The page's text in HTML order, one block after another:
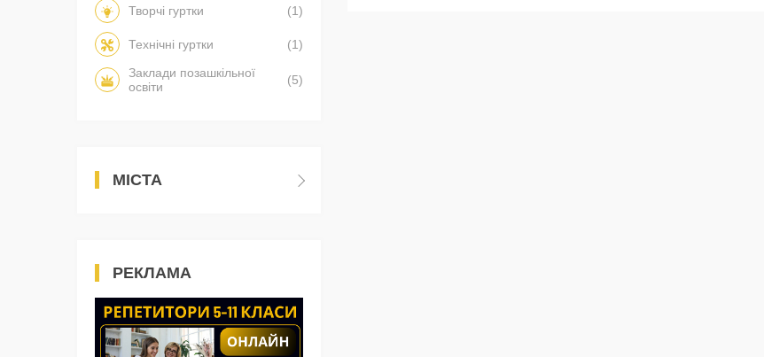
Творчі гуртки (1)
Технічні гуртки
(1)
Заклади позашкільної
освіти
(5)
МІСТА
РЕКЛАМА